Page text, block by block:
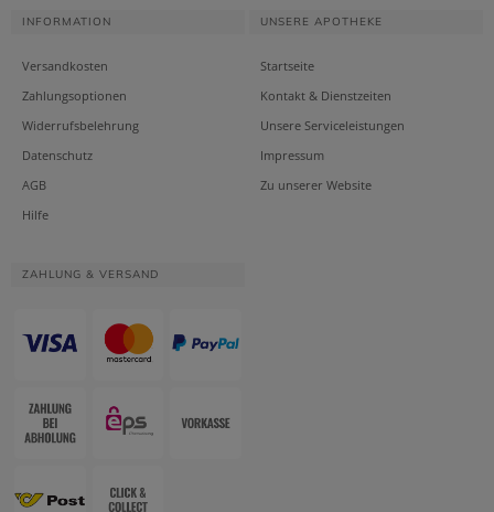
INFORMATION
Versandkosten
Zahlungsoptionen
Widerrufsbelehrung
Datenschutz
AGB
Hilfe
UNSERE APOTHEKE
Startseite
Kontakt & Dienstzeiten
Unsere Serviceleistungen
Impressum
Zu unserer Website
ZAHLUNG & VERSAND